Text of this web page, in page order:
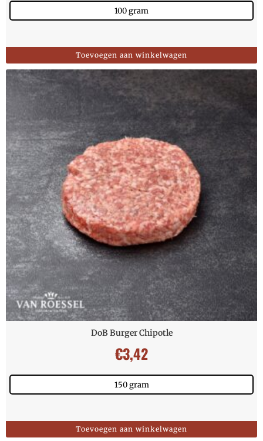
100 gram
Toevoegen aan winkelwagen
DoB Burger Chipotle
€3,42
150 gram
Toevoegen aan winkelwagen